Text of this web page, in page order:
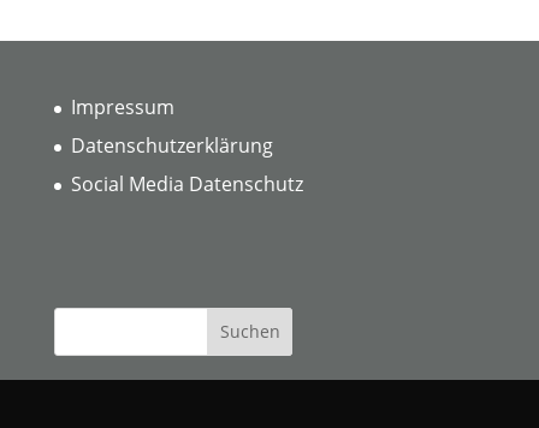
Impressum
Datenschutzerklärung
Social Media Datenschutz